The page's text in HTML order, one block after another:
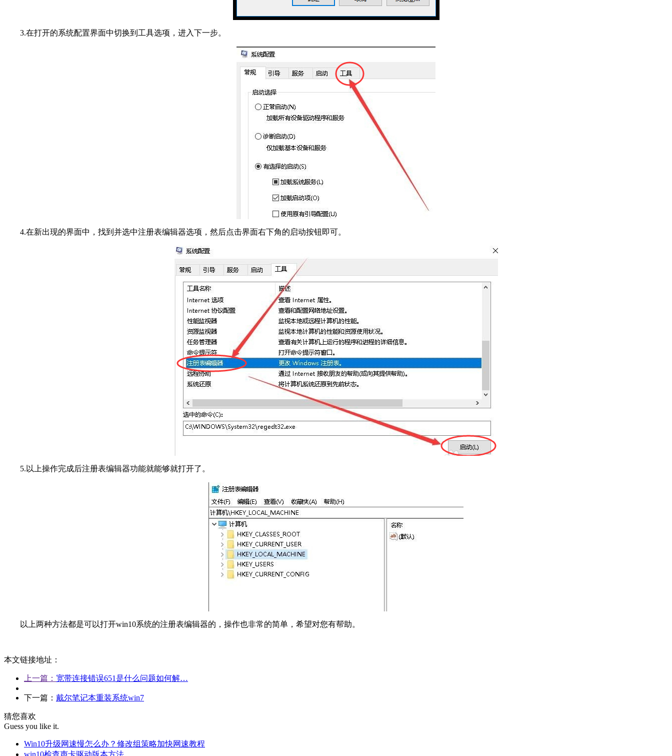
3.在打开的系统配置界面中切换到工具选项，进入下一步。
4.在新出现的界面中，找到并选中注册表编辑器选项，然后点击界面右下角的启动按钮即可。
5.以上操作完成后注册表编辑器功能就能够就打开了。
以上两种方法都是可以打开win10系统的注册表编辑器的，操作也非常的简单，希望对您有帮助。
本文链接地址：
上一篇： 宽带连接错误651是什么问题如何解…
下一篇： 戴尔笔记本重装系统win7
猜您喜欢
Guess you like it.
Win10升级网速慢怎么办？修改组策略加快网速教程
win10检查声卡驱动版本方法